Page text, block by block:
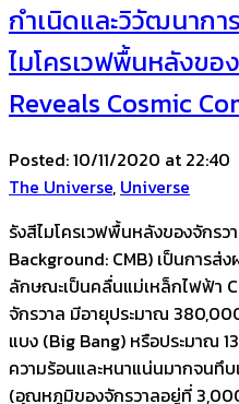
กำเนิดและวิวัฒนาก
ไมโครเวฟพื้นหลังขอ
Reveals Cosmic
Posted:10/11/2020 at
The Universe, Universe
รังสีไมโครเวฟพื้นหลังของจักรว
Background: CMB) เป็นการส่
ลักษณะเป็นคลื่นแม่เหล็กไฟฟ้า
จักรวาล มีอายุประมาณ
แบง (Big Bang) หรือประมาณ
ความร้อนและหนาแน่นมากจนทึ
(อุณหภูมิของจักรวาลอยู่ที่